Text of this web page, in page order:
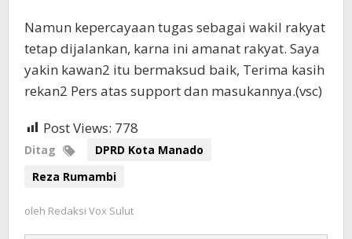
Namun kepercayaan tugas sebagai wakil rakyat
tetap dijalankan, karna ini amanat rakyat. Saya
yakin kawan2 itu bermaksud baik, Terima kasih
rekan2 Pers atas support dan masukannya.(vsc)
Post Views: 778
Ditag
DPRD Kota Manado
Reza Rumambi
oleh Redaksi Vox Sulut